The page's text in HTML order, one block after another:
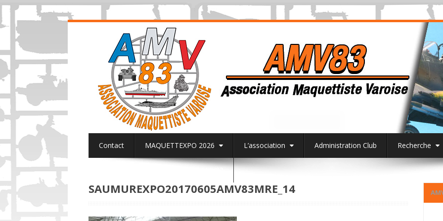
Contact MAQUETTEXPO 2026 L’association Administration Club Recherche
SAUMUREXPO20170605AMV83MRE_14